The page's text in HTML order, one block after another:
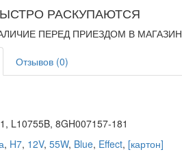
РАСКУПАЮТСЯ
ПЕРЕД ПРИЕЗДОМ В МАГАЗИН
Отзывов (0)
L10755B, 8GH007157-181
, H7, 12V, 55W, Blue, Effect, [картон]